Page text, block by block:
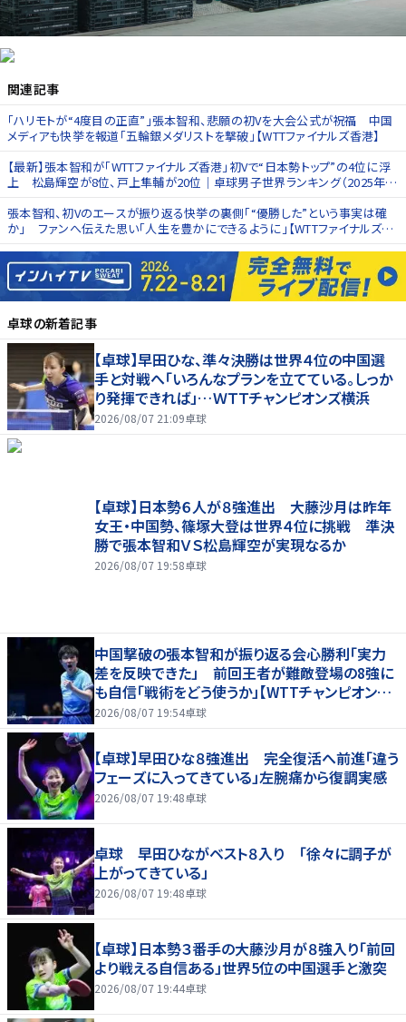
関連記事
「ハリモトが“4度目の正直”」張本智和、悲願の初Vを大会公式が祝福 中国
メディアも快挙を報道「五輪銀メダリストを撃破」【WTTファイナルズ香港】
【最新】張本智和が「WTTファイナルズ香港」初Vで“日本勢トップ”の4位に浮
上 松島輝空が8位、戸上隼輔が20位｜卓球男子世界ランキング（2025年第
張本智和、初Vのエースが振り返る快挙の裏側「“優勝した”という事実は確
か」 ファンへ伝えた思い「人生を豊かにできるように」【WTTファイナルズ香
卓球の新着記事
【卓球】早田ひな、準々決勝は世界４位の中国選
手と対戦へ「いろんなプランを立てている。しっか
り発揮できれば」…ＷＴＴチャンピオンズ横浜
2026/08/07 21:09卓球
【卓球】日本勢６人が８強進出 大藤沙月は昨年
女王・中国勢、篠塚大登は世界４位に挑戦 準決
勝で張本智和ＶＳ松島輝空が実現なるか
2026/08/07 19:58卓球
中国撃破の張本智和が振り返る会心勝利「実力
差を反映できた」 前回王者が難敵登場の8強に
も自信「戦術をどう使うか」【WTTチャンピオンズ
横浜2026】
2026/08/07 19:54卓球
【卓球】早田ひな８強進出 完全復活へ前進「違う
フェーズに入ってきている」左腕痛から復調実感
2026/08/07 19:48卓球
卓球 早田ひながベスト８入り 「徐々に調子が
上がってきている」
2026/08/07 19:48卓球
【卓球】日本勢３番手の大藤沙月が８強入り「前回
より戦える自信ある」世界5位の中国選手と激突
2026/08/07 19:44卓球